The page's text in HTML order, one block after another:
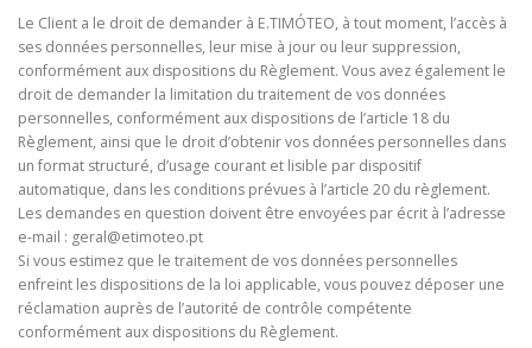
Le Client a le droit de demander à E.TIMÓTEO, à tout moment, l’accès à
ses données personnelles, leur mise à jour ou leur suppression,
conformément aux dispositions du Règlement. Vous avez également le
droit de demander la limitation du traitement de vos données
personnelles, conformément aux dispositions de l’article 18 du
Règlement, ainsi que le droit d’obtenir vos données personnelles dans
un format structuré, d’usage courant et lisible par dispositif
automatique, dans les conditions prévues à l’article 20 du règlement.
Les demandes en question doivent être envoyées par écrit à l’adresse
e-mail : geral@etimoteo.pt
Si vous estimez que le traitement de vos données personnelles
enfreint les dispositions de la loi applicable, vous pouvez déposer une
réclamation auprès de l’autorité de contrôle compétente
conformément aux dispositions du Règlement.